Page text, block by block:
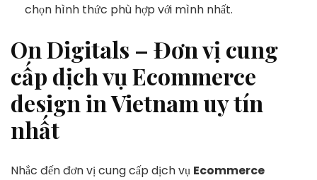
chọn hình thức phù hợp với mình nhất.
On Digitals – Đơn vị cung
cấp dịch vụ Ecommerce
design in Vietnam uy tín
nhất
Nhắc đến đơn vị cung cấp dịch vụ Ecommerce